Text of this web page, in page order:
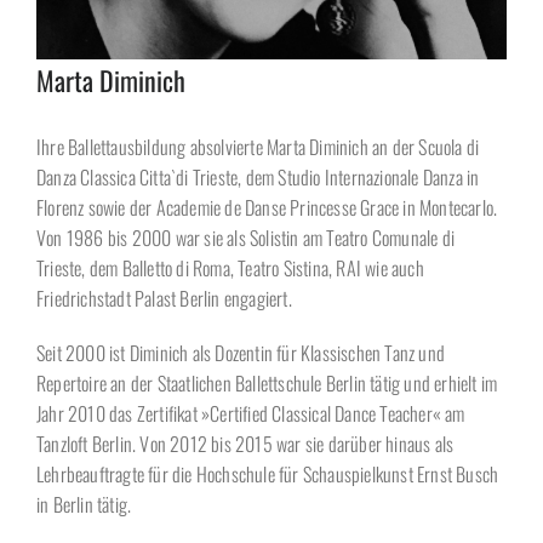
Marta Diminich
Ihre Ballettausbildung absolvierte Marta Diminich an der Scuola di
Danza Classica Citta`di Trieste, dem Studio Internazionale Danza in
Florenz sowie der Academie de Danse Princesse Grace in Montecarlo.
Von 1986 bis 2000 war sie als Solistin am Teatro Comunale di
Trieste, dem Balletto di Roma, Teatro Sistina, RAI wie auch
Friedrichstadt Palast Berlin engagiert.
Seit 2000 ist Diminich als Dozentin für Klassischen Tanz und
Repertoire an der Staatlichen Ballettschule Berlin tätig und erhielt im
Jahr 2010 das Zertifikat »Certified Classical Dance Teacher« am
Tanzloft Berlin. Von 2012 bis 2015 war sie darüber hinaus als
Lehrbeauftragte für die Hochschule für Schauspielkunst Ernst Busch
in Berlin tätig.